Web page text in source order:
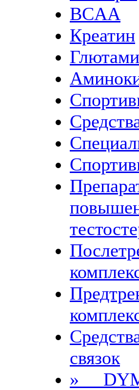
BCAA
Креатин
связок
»